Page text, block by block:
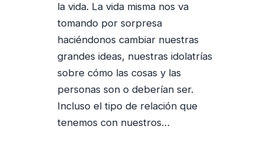
la vida. La vida misma nos va
tomando por sorpresa
haciéndonos cambiar nuestras
grandes ideas, nuestras idolatrías
sobre cómo las cosas y las
personas son o deberían ser.
Incluso el tipo de relación que
tenemos con nuestros…